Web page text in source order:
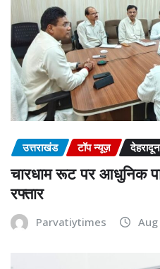
उत्तराखंड टॉप न्यूज़ देहरादून
चारधाम रूट पर आधुनिक
रफ्तार
Parvatiytimes